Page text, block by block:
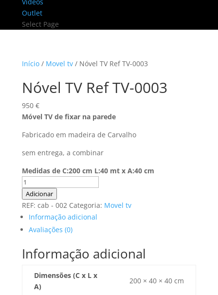
Outlet
Select Page
Início/ Movel tv/ Nóvel TV Ref TV-0003
Nóvel TV Ref TV-0003
950 €
Móvel TV de fixar na parede
Fabricado em madeira de Carvalho
sem entrega, a combinar
Medidas de C:200 cm L:40 mt x A:40 cm
Quantidade
de
Nóvel
TV
Ref
0003
Adicionar
REF: cab - 002 Categoria: Movel tv
Informação adicional
Avaliações (0)
Informação adicional
Dimensões (C x L x
A)
200 × 40 × 40 cm